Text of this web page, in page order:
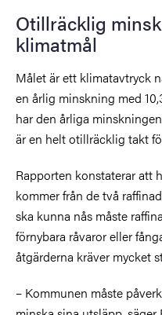
Otillräcklig
klimatmål
Målet är ett klimatavtryck
en årlig minskning med
har den årliga
är en helt otillräcklig takt
Rapporten konstaterar att
kommer från de två
ska kunna nås måste
förnybara råvaror eller
åtgärderna kräver mycket
– Kommunen måste